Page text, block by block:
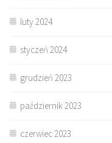
luty 2024
styczeń 2024
grudzień 2023
październik 2023
czerwiec 2023